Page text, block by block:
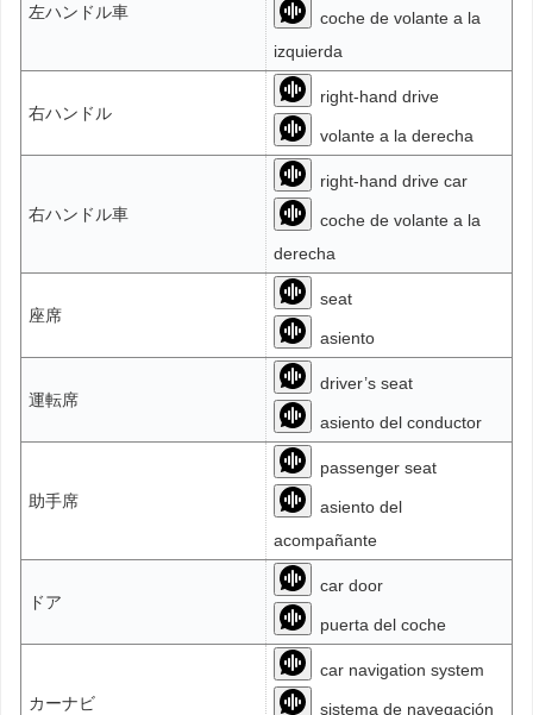
左ハンドル車
coche de volante a la
izquierda
右ハンドル
right-hand drive
volante a la derecha
右ハンドル車
right-hand drive car
coche de volante a la
derecha
座席
seat
asiento
運転席
driver’s seat
asiento del conductor
助手席
passenger seat
asiento del
acompañante
ドア
car door
puerta del coche
カーナビ
car navigation system
sistema de navegación